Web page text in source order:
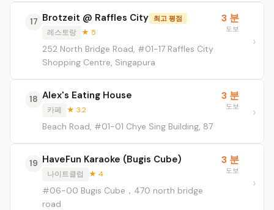
17 Brotzeit @ Raffles City 최고 평점
레스토랑 ★ 5
252 North Bridge Road, #01-17 Raffles City
Shopping Centre, Singapura
3 분
도보
18 Alex's Eating House
카페 ★ 3.2
Beach Road, #01-01 Chye Sing Building, 87
3 분
도보
19 HaveFun Karaoke (Bugis Cube)
나이트클럽 ★ 4
#06-00 Bugis Cube，470 north bridge
road
3 분
도보